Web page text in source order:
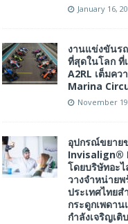
January 16,
งานแข่งขันร
ที่สุดในโลก ที่
A2RL เต็มค
Marina
November
อุปกรณ์ขยาย
Invisalign®
โดยบริษัทอะ
วางจำหน่าย
ประเทศไทย
กระดูกเพดา
กำลังเจริญเติ